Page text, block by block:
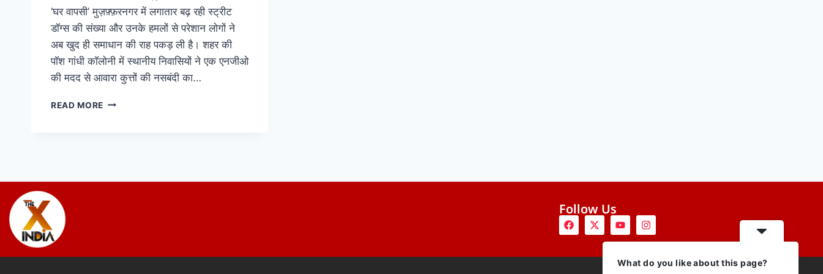
‘घर वापसी’ मुज़फ़्फ़रनगर में लगातार बढ़ रही स्ट्रीट
डॉग्स की संख्या और उनके हमलों से परेशान लोगों ने
अब खुद ही समाधान की राह पकड़ ली है। शहर की
पॉश गांधी कॉलोनी में स्थानीय निवासियों ने एक एनजीओ
की मदद से आवारा कुत्तों की नसबंदी का…
READ MORE
Follow Us
What do you like about this page?